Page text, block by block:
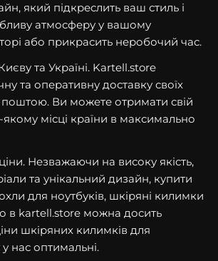
який підкреслить ваш стиль і
атмосферу у вашому
або прикрасить неробочий час.
та Україні. Kartell.store
та оперативну доставку своїх
Ви можете отримати свій
місці країни в максимально
Незважаючи на високу якість,
та унікальний дизайн, купити
для ноутбуків, шкіряні килимки
в kartell.store можна досить
шкіряних килимків для
нас оптимальні.